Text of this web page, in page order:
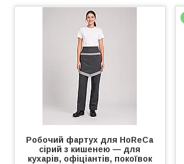
Робочий фартух для HoReCa
сірий з кишенею — для
кухарів, офіціантів, покоївок